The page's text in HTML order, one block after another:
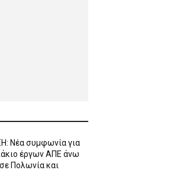
Νέα συμφωνία για
έργων ΑΠΕ άνω
Πολωνία και